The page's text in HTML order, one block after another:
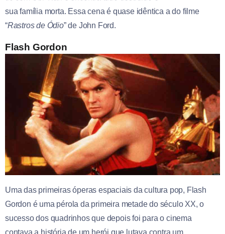
sua família morta. Essa cena é quase idêntica a do filme
“Rastros de Ódio” de John Ford.
Flash Gordon
Uma das primeiras óperas espaciais da cultura pop, Flash
Gordon é uma pérola da primeira metade do século XX, o
sucesso dos quadrinhos que depois foi para o cinema
contava a história de um herói que lutava contra um